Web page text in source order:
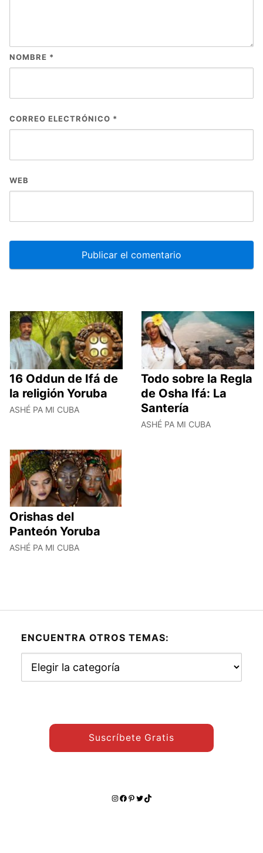
NOMBRE *
CORREO ELECTRÓNICO *
WEB
16 Oddun de Ifá de
la religión Yoruba
ASHÉ PA MI CUBA
Todo sobre la Regla
de Osha Ifá: La
Santería
ASHÉ PA MI CUBA
Orishas del
Panteón Yoruba
ASHÉ PA MI CUBA
ENCUENTRA OTROS TEMAS:
otros
Suscríbete Gratis
Instagram
Facebook
Pinterest
Twitter
TikTok